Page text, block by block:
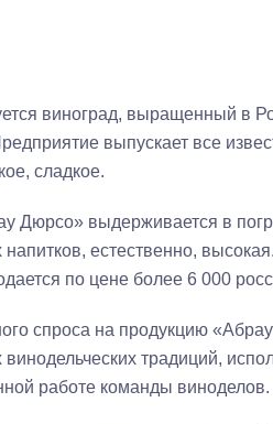
виноград, выращенный в
выпускает все
сладкое.
Дюрсо» выдерживается в
напитков, естественно,
по цене более 6 000
спроса на продукцию
традиций,
работе команды виноделов.